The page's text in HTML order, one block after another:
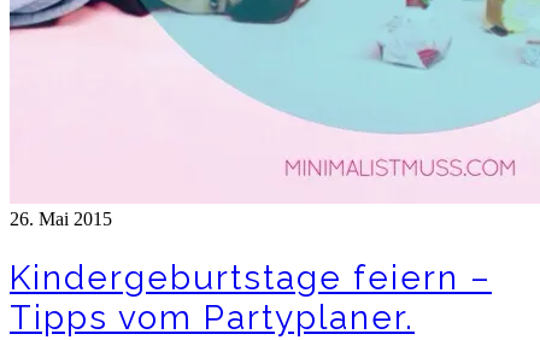
26. Mai 2015
Kindergeburtstage feiern –
Tipps vom Partyplaner.